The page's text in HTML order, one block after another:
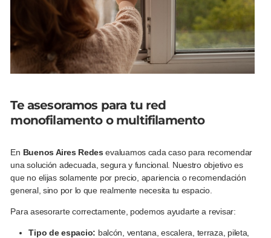
Te asesoramos para tu red
monofilamento o multifilamento
En Buenos Aires Redes evaluamos cada caso para recomendar
una solución adecuada, segura y funcional. Nuestro objetivo es
que no elijas solamente por precio, apariencia o recomendación
general, sino por lo que realmente necesita tu espacio.
Para asesorarte correctamente, podemos ayudarte a revisar:
Tipo de espacio: balcón, ventana, escalera, terraza, pileta,